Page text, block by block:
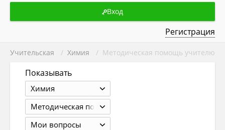
Вход
Регистрация
Учительская / Химия / Методическая помощь учителю
Показывать
Химия
Методическая помощь учителю
Мои вопросы